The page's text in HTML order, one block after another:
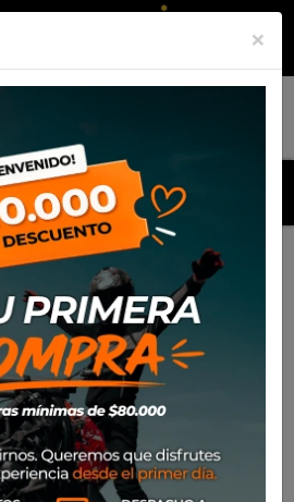
Yamaha YZ-125 2024
×